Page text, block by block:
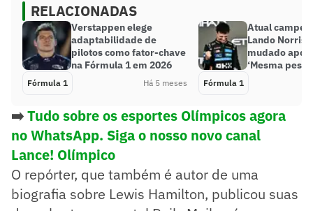
RELACIONADAS
Verstappen elege
adaptabilidade de
pilotos como fator-chave
na Fórmula 1 em 2026
Fórmula 1 Há 5 meses
Atual
Lando Norris
mudado
‘Mesma
Fórmula 1
➡️Tudo sobre os esportes Olímpicos agora
no WhatsApp. Siga o nosso novo canal
Lance! Olímpico
O repórter, que também é autor de uma
biografia sobre Lewis Hamilton, publicou suas